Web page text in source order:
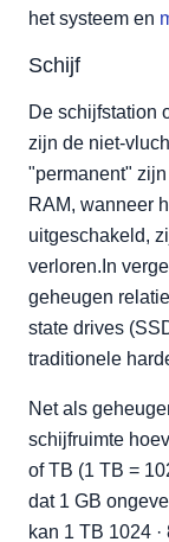
het systeem en
Schijf
De schijfstation
zijn de niet-
"permanent"
RAM, wanneer
uitgeschakeld,
verloren.In
geheugen
state drives
traditionele
Net als
schijfruimte
of TB (1 TB =
dat 1 GB
kan 1 TB 1024